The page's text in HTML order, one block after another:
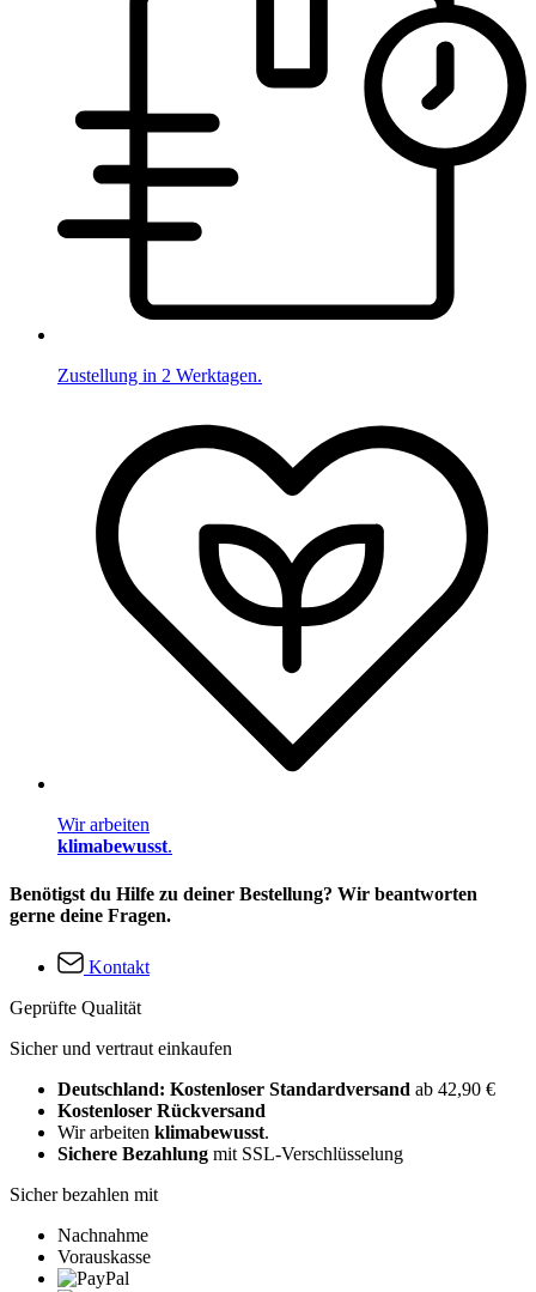
Zustellung in 2 Werktagen.
Wir arbeiten
klimabewusst.
Benötigst du Hilfe zu deiner Bestellung? Wir beantworten
gerne deine Fragen.
Kontakt
Geprüfte Qualität
Sicher und vertraut einkaufen
Deutschland: Kostenloser Standardversand ab 42,90 €
Kostenloser Rückversand
Wir arbeiten klimabewusst.
Sichere Bezahlung mit SSL-Verschlüsselung
Sicher bezahlen mit
Nachnahme
Vorauskasse